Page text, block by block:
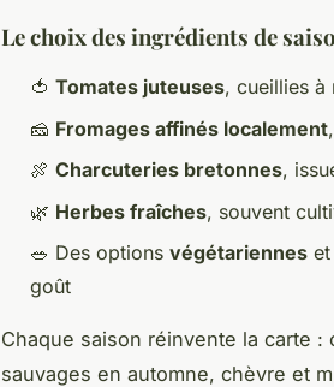
Le choix des ingrédients de
🍅 Tomates juteuses, cueillies à
🧀 Fromages affinés localement
🍖 Charcuteries bretonnes,
🌿 Herbes fraîches, souvent
🥗 Des options végétariennes et
goût
Chaque saison réinvente la carte
sauvages en automne, chèvre et